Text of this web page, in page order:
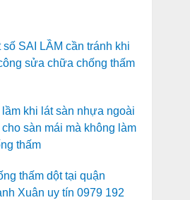
số SAI LẦM cần tránh khi
sửa chữa chống thấm
lầm khi lát sàn nhựa ngoài
sàn mái mà không làm
thấm
thấm dột tại quận
Xuân uy tín 0979 192